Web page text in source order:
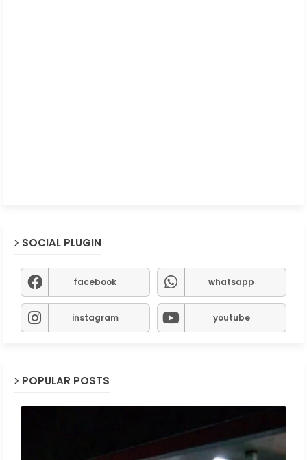
SOCIAL PLUGIN
facebook whatsapp
instagram youtube
POPULAR POSTS